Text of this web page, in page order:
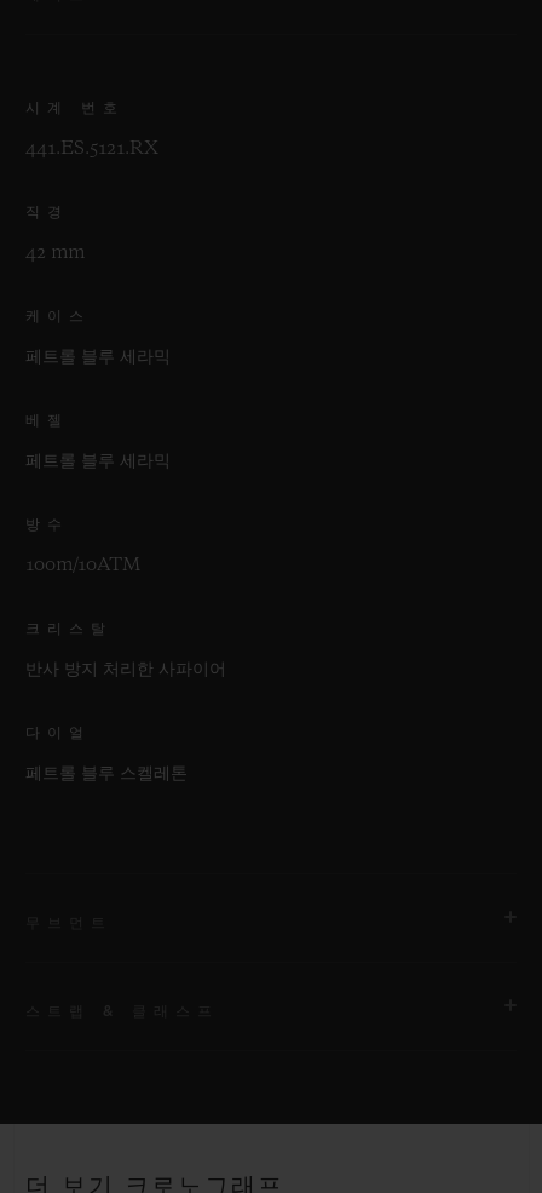
시계 번호
441.ES.5121.RX
직경
42 mm
케이스
페트롤 블루 세라믹
베젤
페트롤 블루 세라믹
방수
100m/10ATM
크리스탈
반사 방지 처리한 사파이어
다이얼
페트롤 블루 스켈레톤
스트랩
더 보기 크로노그래프